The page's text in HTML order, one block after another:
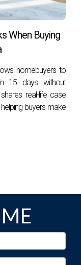
When Buying
homebuyers to
15 days without
real-life case
buyers make